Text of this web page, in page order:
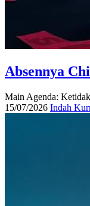
Absennya
Main Agenda:
15/07/2026 Indah